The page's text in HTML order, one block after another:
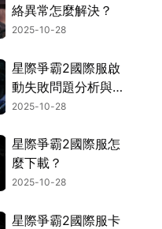
絡異常怎麼解決？
2025-10-28
星際爭霸2國際服啟
動失敗問題分析與高
效解決策略！
2025-10-28
星際爭霸2國際服怎
麼下載？
2025-10-28
星際爭霸2國際服卡